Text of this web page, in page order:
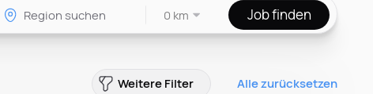
0 km Job finden
Weitere Filter Alle zurücksetzen